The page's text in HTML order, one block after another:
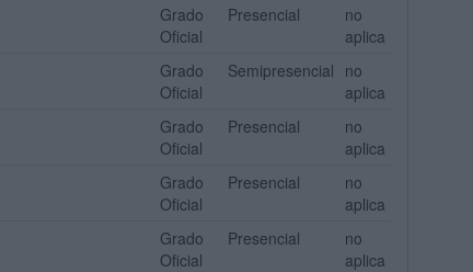
Grado
Oficial
Presencial
no
aplica
Grado
Oficial
Semipresencial no
aplica
Grado
Oficial
Presencial
no
aplica
Grado
Oficial
Presencial
no
aplica
Grado
Oficial
Presencial
no
aplica